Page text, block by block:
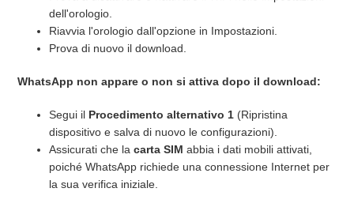
dell'orologio.
Riavvia l'orologio dall'opzione in Impostazioni.
Prova di nuovo il download.
WhatsApp non appare o non si attiva dopo il download:
Segui il Procedimento alternativo 1 (Ripristina
dispositivo e salva di nuovo le configurazioni).
Assicurati che lacarta SIM abbia i dati mobili attivati,
poiché WhatsApp richiede una connessione Internet per
la sua verifica iniziale.